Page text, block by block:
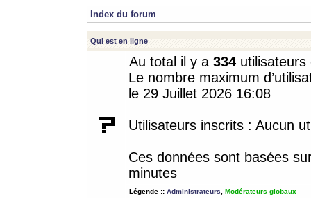
Index du forum
Qui est en ligne
Au total il y a 334
Le nombre maximum
le 29 Juillet 2026 16:08
Utilisateurs inscrits : Aucun
Ces données sont basées
minutes
Légende :: Administrateurs Modérateurs globaux